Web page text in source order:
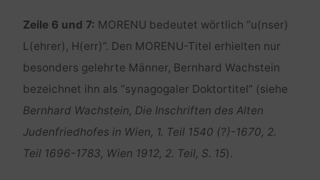
Zeile 6 und 7: MORENU bedeutet wörtlich “u(nser)
L(ehrer), H(err)”. Den MORENU-Titel erhielten nur
besonders gelehrte Männer, Bernhard Wachstein
bezeichnet ihn als “synagogaler Doktortitel” (siehe
Bernhard Wachstein, Die Inschriften des Alten
Judenfriedhofes in Wien, 1. Teil 1540 (?)-1670, 2.
Teil 1696-1783, Wien 1912, 2. Teil, S. 15).